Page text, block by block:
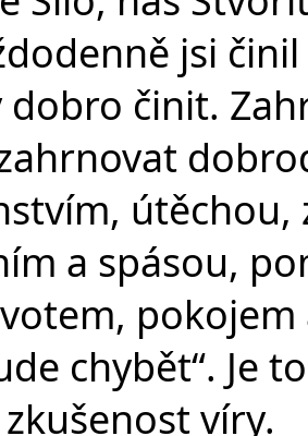
jsi
dobro činit.
útěchou,
a spásou,
chybět“. Je
víry.